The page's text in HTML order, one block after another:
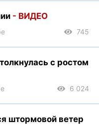
- ВИДЕО
745
с ростом
6 024
штормовой ветер